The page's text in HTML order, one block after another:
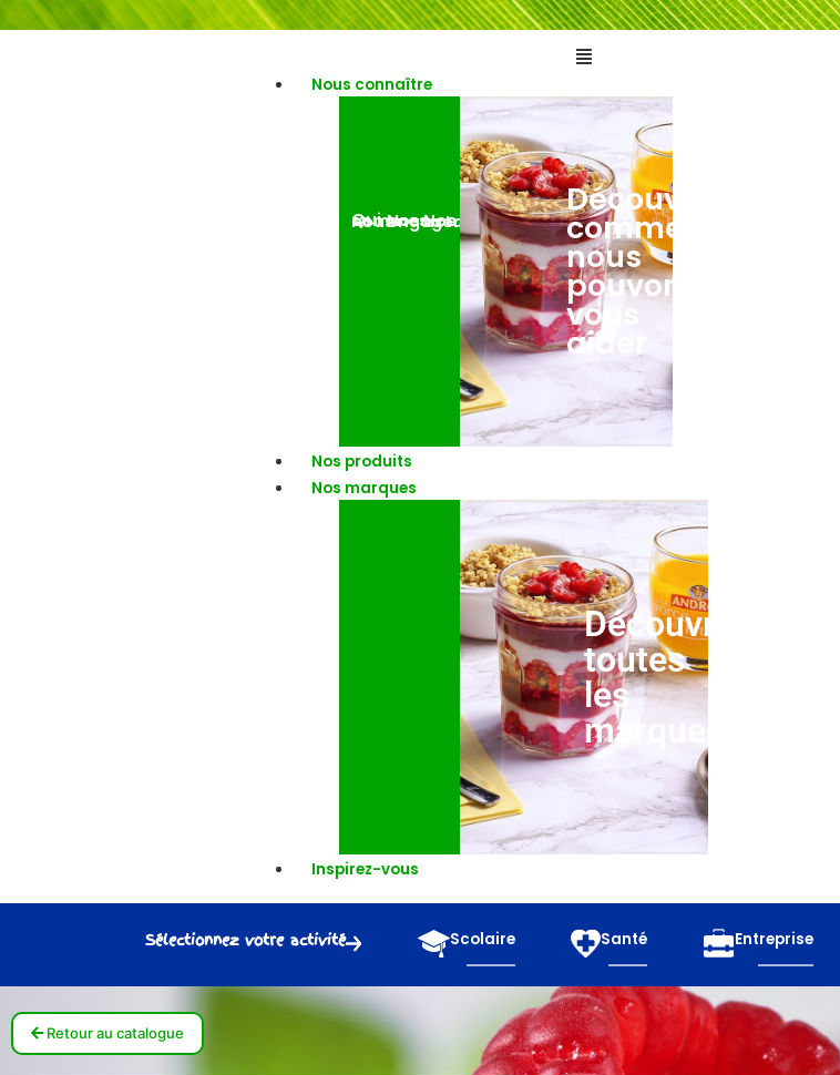
Nous connaître
Qui sommes-nous ? Nos engagements
Nos actualités
Découvrez
comment
nous
pouvons
vous
aider
Nos produits
Nos marques
Découvrez
toutes
les
marques
Inspirez-vous
Sélectionnez votre activité Scolaire Santé Entreprise
Retour au catalogue